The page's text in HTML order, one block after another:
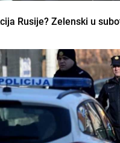
Rusije? Zelenski u